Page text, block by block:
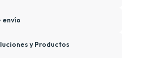
envío
y Productos